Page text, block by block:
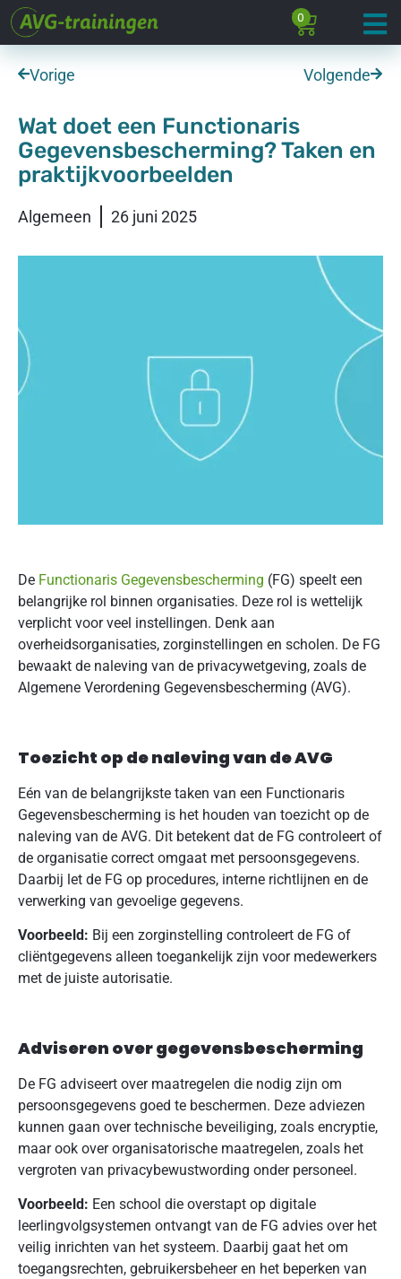
0
Vorige Volgende
Wat doet een Functionaris
Gegevensbescherming? Taken en
praktijkvoorbeelden
Algemeen 26 juni 2025
De Functionaris Gegevensbescherming (FG) speelt een
belangrijke rol binnen organisaties. Deze rol is wettelijk
verplicht voor veel instellingen. Denk aan
overheidsorganisaties, zorginstellingen en scholen. De FG
bewaakt de naleving van de privacywetgeving, zoals de
Algemene Verordening Gegevensbescherming (AVG).
Toezicht op de naleving van de AVG
Eén van de belangrijkste taken van een Functionaris
Gegevensbescherming is het houden van toezicht op de
naleving van de AVG. Dit betekent dat de FG controleert of
de organisatie correct omgaat met persoonsgegevens.
Daarbij let de FG op procedures, interne richtlijnen en de
verwerking van gevoelige gegevens.
Voorbeeld: Bij een zorginstelling controleert de FG of
cliëntgegevens alleen toegankelijk zijn voor medewerkers
met de juiste autorisatie.
Adviseren over gegevensbescherming
De FG adviseert over maatregelen die nodig zijn om
persoonsgegevens goed te beschermen. Deze adviezen
kunnen gaan over technische beveiliging, zoals encryptie,
maar ook over organisatorische maatregelen, zoals het
vergroten van privacybewustwording onder personeel.
Voorbeeld: Een school die overstapt op digitale
leerlingvolgsystemen ontvangt van de FG advies over het
veilig inrichten van het systeem. Daarbij gaat het om
toegangsrechten, gebruikersbeheer en het beperken van